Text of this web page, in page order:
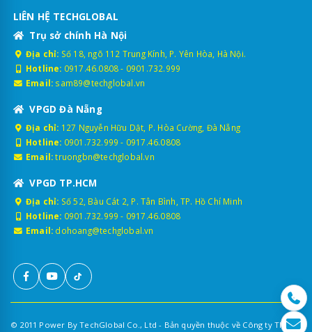
LIÊN HỆ TECHGLOBAL
Trụ sở chính Hà Nội
Địa chỉ: Số 18, ngõ 112 Trung Kính, P. Yên Hòa, Hà Nội.
Hotline: 0917.46.0808- 0901.732.999
Email: sam89@techglobal.vn
VPGD Đà Nẵng
Địa chỉ: 127 Nguyễn Hữu Dật, P. Hòa Cường, Đà Nẵng
Hotline: 0901.732.999 - 0917.46.0808
Email: truongbn@techglobal.vn
VPGD TP.HCM
Địa chỉ: Số 52, Bàu Cát 2, P. Tân Bình, TP. Hồ Chí Minh
Hotline: 0901.732.999 - 0917.46.0808
Email: dohoang@techglobal.vn
© 2011 Power By TechGlobal Co., Ltd - Bản quyền thuộc về Công ty TNHH